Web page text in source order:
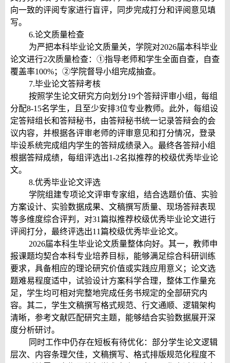
向一致的评阅专家进行盲评，同步完成打分和评阅意见填
写。
6.论文质量检查
为严把本科毕业论文质量关，学院对2026届本科毕业
论文进行2次质量检查：①指导老师和学生全面自查，自查
覆盖率100%；②学院督导小组完成抽查。
7.毕业论文答辩考核
按照学生论文研究方向划分19个答辩评审小组，每组
分配8-15名学生，且至少安排3位专业教师。此外，每组设
定答辩组长和答辩秘书，由答辩秘书统一记录答辩会的会
议内容，并根据各评审老师的评审意见和打分情况，登录
毕设系统完成组内学生的答辩成绩录入。最终各答辩小组
根据答辩成绩，每组评选出1-2名拟推荐的校级优秀毕业论
文。
8.优秀毕业论文评选
学院组建专项论文评审专家组，结合选题价值、实验
方案设计、实验数据成果、文稿撰写质量、现场答辩表现
等多维度综合评判，对31篇拟推荐校级优秀毕业论文进行
评阅打分，最终评选出11篇校级优秀毕业论文。
2026届本科生毕业论文质量整体向好。其一，教师申
报课题均契合本科专业培养目标，能够满足综合科研训练
要求，具备相应的理论研究价值或实践应用意义；论文选
题难易程度适中，试验设计方案科学合理，整体工作量充
足，学生均可相对完整地完成任务书规定的全部研究内
容。其二，学生文稿撰写格式规范、行文通顺、逻辑架构
清晰，参考文献匹配研究主题，能够结合实验数据展开深
度分析研讨。
同时工作中仍存在短板有待优化：部分学生论文逻辑
层次、内容条理欠佳，文稿撰写、格式排版规范化程度不